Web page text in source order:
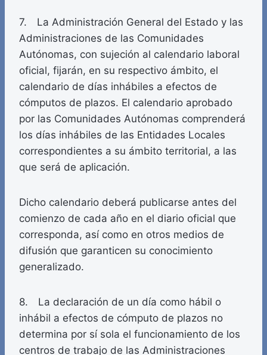
7. La Administración General del Estado y las
Administraciones de las Comunidades
Autónomas, con sujeción al calendario laboral
oficial, fijarán, en su respectivo ámbito, el
calendario de días inhábiles a efectos de
cómputos de plazos. El calendario aprobado
por las Comunidades Autónomas comprenderá
los días inhábiles de las Entidades Locales
correspondientes a su ámbito territorial, a las
que será de aplicación.
Dicho calendario deberá publicarse antes del
comienzo de cada año en el diario oficial que
corresponda, así como en otros medios de
difusión que garanticen su conocimiento
generalizado.
8. La declaración de un día como hábil o
inhábil a efectos de cómputo de plazos no
determina por sí sola el funcionamiento de los
centros de trabajo de las Administraciones